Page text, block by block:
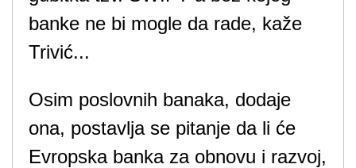
banke ne bi mogle da rade, kaže
Trivić...
Osim poslovnih banaka, dodaje
ona, postavlja se pitanje da li će
Evropska banka za obnovu i razvoj,